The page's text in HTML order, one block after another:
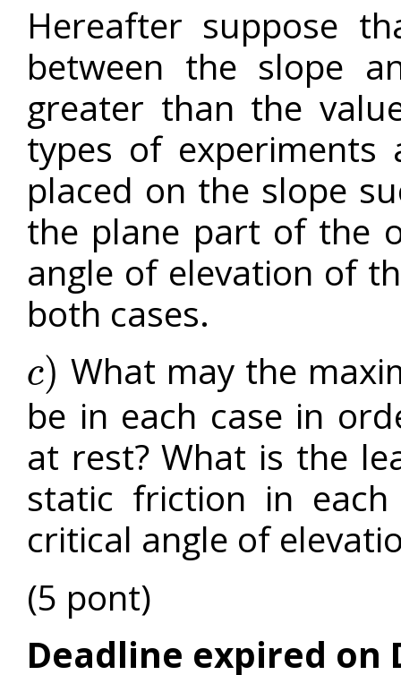
Hereafter suppose
between the slope
greater than the
types of experiments
placed on the slope
the plane part of the
angle of elevation of
both cases.
c)
c)
What may the
be in each case in
at rest? What is the
static friction in
critical angle of
(5 pont)
Deadline expired on